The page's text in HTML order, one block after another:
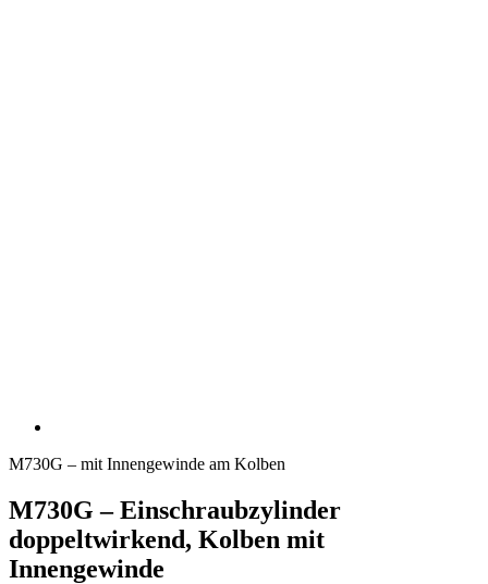
M730G – mit Innengewinde am Kolben
M730G – Einschraubzylinder
doppeltwirkend, Kolben mit
Innengewinde